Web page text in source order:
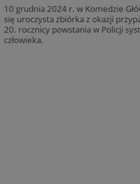
10 grudnia 2024 r. w Komedzie
się uroczysta zbiórka z okazji
20. rocznicy powstania w Policji
człowieka.